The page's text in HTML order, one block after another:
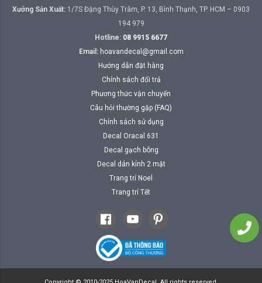
Xưởng Sản Xuất: 1/7S Đặng Thùy Trâm, P. 13, Bình Thạnh, TP. HCM – 0903
194 979
Hotline: 08 9915 6677
Email: hoavandecal@gmail.com
Hướng dẫn đặt hàng
Chính sách đổi trả
Phương thức vận chuyển
Câu hỏi thường gặp (FAQ)
Chính sách sử dụng
Decal Oracal 631
Decal gạch bông
Decal dán kính 2 mặt
Trang trí Noel
Trang trí Tết